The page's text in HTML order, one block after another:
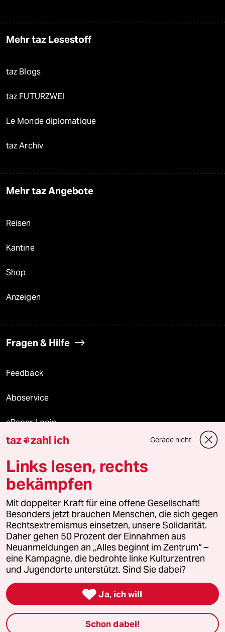
Mehr taz Lesestoff
taz Blogs
taz FUTURZWEI
Le Monde diplomatique
taz Archiv
Mehr taz Angebote
Reisen
Kantine
Shop
Anzeigen
Fragen & Hilfe
Feedback
Aboservice
ePaper Login
Downloads für Abonnierende
© 2026 taz Verlags und Vertriebs GmbH
Alle Rechte vorbehalten. Bei rechtlichen Fragen oder für Genehmigungen
wenden Sie sich bitte an lizenzen@taz.de
Feedback Redaktionsstatut Kommune-Richtlinien
Leitlinie Informant Datenschutz Impressum AGB
Seitenwende Einwilligungen widerrufen (Ads)
taz zahl ich Gerade nicht
Links lesen, rechts
bekämpfen
Mit doppelter Kraft für eine offene Gesellschaft!
Besonders jetzt brauchen Menschen, die sich gegen
Rechtsextremismus einsetzen, unsere Solidarität.
Daher gehen 50 Prozent der Einnahmen aus
Neuanmeldungen an „Alles beginnt im Zentrum“ –
eine Kampagne, die bedrohte linke Kulturzentren
und Jugendorte unterstützt. Sind Sie dabei?
 Ja, ich will
Schon dabei!